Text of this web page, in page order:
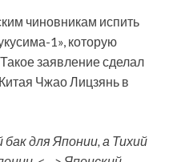
чиновникам испить
1», которую
заявление сделал
Чжао Лицзянь в
для Японии, а Тихий